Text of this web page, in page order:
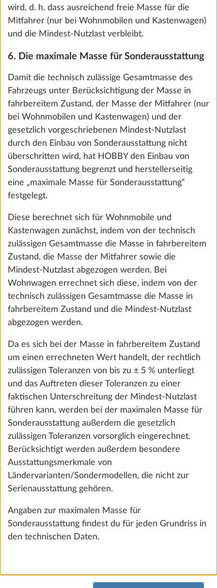
Außensteckdose 12 V / 230 V, inkl. SAT-
/ TV-Anschluss
0,4 kg
Hinzufügen
Bordbatterie Dual AGM, 12 V / 95 Ah
SERIE
Lithium-Batterie SUPER B Epsilon, 12 V /
100 Ah 2
Hinzufügen
wird, d. h. dass ausreichend freie Masse für die
Mitfahrer (nur bei Wohnmobilen und Kastenwagen)
und die Mindest-Nutzlast verbleibt.
6. Die maximale Masse für Sonderausstattung
Damit die technisch zulässige Gesamtmasse des
Fahrzeugs unter Berücksichtigung der Masse in
fahrbereitem Zustand, der Masse der Mitfahrer (nur
bei Wohnmobilen und Kastenwagen) und der
gesetzlich vorgeschriebenen Mindest-Nutzlast
durch den Einbau von Sonderausstattung nicht
überschritten wird, hat HOBBY den Einbau von
Sonderausstattung begrenzt und herstellerseitig
eine „maximale Masse für Sonderausstattung“
festgelegt.
Diese berechnet sich für Wohnmobile und
Kastenwagen zunächst, indem von der technisch
zulässigen Gesamtmasse die Masse in fahrbereitem
Zustand, die Masse der Mitfahrer sowie die
Mindest-Nutzlast abgezogen werden. Bei
Wohnwagen errechnet sich diese, indem von der
technisch zulässigen Gesamtmasse die Masse in
fahrbereitem Zustand und die Mindest-Nutzlast
abgezogen werden.
Da es sich bei der Masse in fahrbereitem Zustand
um einen errechneten Wert handelt, der rechtlich
zulässigen Toleranzen von bis zu ± 5 % unterliegt
und das Auftreten dieser Toleranzen zu einer
faktischen Unterschreitung der Mindest-Nutzlast
führen kann, werden bei der maximalen Masse für
Sonderausstattung außerdem die gesetzlich
zulässigen Toleranzen vorsorglich eingerechnet.
Berücksichtigt werden außerdem besondere
Ausstattungsmerkmale von
Ländervarianten/Sondermodellen, die nicht zur
Serienausstattung gehören.
Angaben zur maximalen Masse für
Sonderausstattung findest du für jeden Grundriss in
den technischen Daten.